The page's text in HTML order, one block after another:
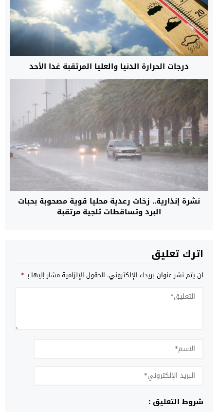
درجات الحرارة الدنيا والعليا المرتقبة غدا الأحد
نشرة إنذارية.. زخات رعدية محليا قوية مصحوبة بحبات
البرد وتساقطات ثلجية مرتقبة
اترك تعليق
لن يتم نشر عنوان بريدك الإلكتروني. الحقول الإلزامية مشار إليها بـ*
شروط التعليق :